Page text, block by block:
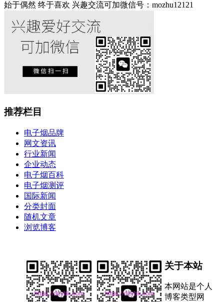
始于偶然 终于喜欢 兴趣交流可加微信号：mozhu12121
推荐栏目
电子烟品牌
网文资讯
行业新闻
企业动态
电子烟百科
电子烟测评
国际新闻
分类封面
随机文章
浏览博客
关于本站
本网站是个人
博客类型网